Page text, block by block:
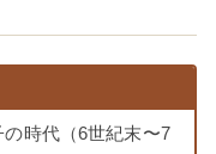
時代（6世紀末〜7